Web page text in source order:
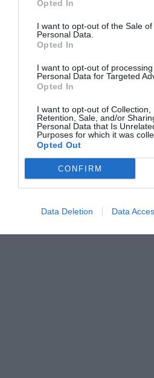
Opted In
I want to opt-out of the Sale of
Personal Data.
Opted In
I want to opt-out of
Personal Data for Targeted
Opted In
I want to opt-out of Collection,
Retention, Sale, and/or
Personal Data that Is
Purposes for which it was
Opted Out
CONFIRM
Data Deletion Data